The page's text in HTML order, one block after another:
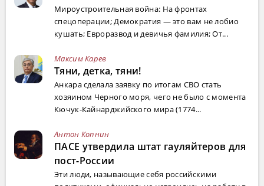
Мироустроительная война: На фронтах
спецоперации; Демократия — это вам не лобио
кушать; Евроразвод и девичья фамилия; От...
Максим Карев
Тяни, детка, тяни!
Анкара сделала заявку по итогам СВО стать
хозяином Черного моря, чего не было с момента
Кючук-Кайнарджийского мира (1774...
Антон Копнин
ПАСЕ утвердила штат гауляйтеров для
пост-России
Эти люди, называющие себя российскими